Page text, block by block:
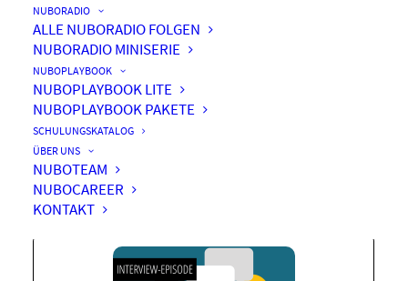
NUBORADIO
ALLE NUBORADIO FOLGEN
NUBORADIO MINISERIE
NUBOPLAYBOOK
NUBOPLAYBOOK LITE
NUBOPLAYBOOK PAKETE
SCHULUNGSKATALOG
ÜBER UNS
NUBOTEAM
NUBOCAREER
KONTAKT
Evocom – Eine Alternative
zur Power Plattform?